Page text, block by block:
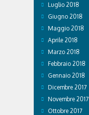
Luglio 2018
Giugno 2018
Maggio 2018
Aprile 2018
Marzo 2018
Febbraio 2018
Gennaio 2018
Dicembre 2017
Novembre 2017
Ottobre 2017